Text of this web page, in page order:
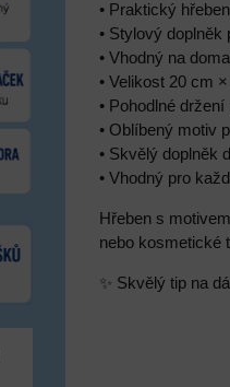
• Praktický
• Stylový doplněk
• Vhodný na
• Velikost 20 cm
• Pohodlné
• Oblíbený motiv
• Skvělý doplněk
• Vhodný pro
Hřeben s
nebo kosmetické
✨ Skvělý tip na